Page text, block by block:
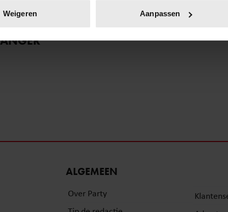
elk moment wijzigen of intrekken in de Cookieverklaring.
om content en advertenties te personaliseren, om
te analyseren. Ook delen we informatie over uw gebruik van
Weigeren Aanpassen
ALGEMEEN
Over Party